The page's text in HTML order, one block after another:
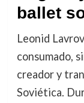
ballet
Leonid
consumado,
creador y
Soviética.